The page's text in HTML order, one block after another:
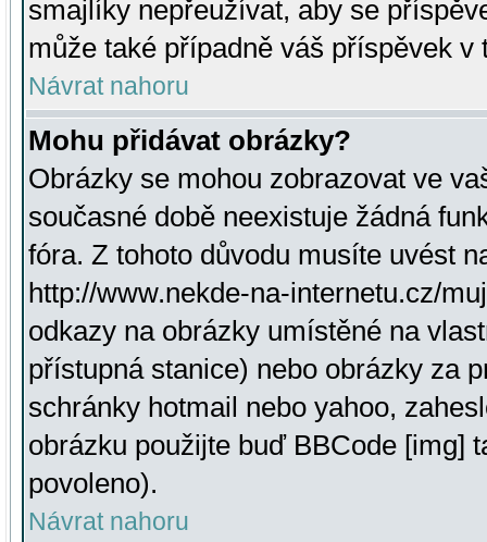
smajlíky nepřeužívat, aby se
může také případně váš příspěvek v
Návrat nahoru
Mohu přidávat obrázky?
Obrázky se mohou zobrazovat ve
současné době neexistuje žádná
fóra. Z tohoto důvodu musíte uvést
http://www.nekde-na-internetu.cz/
odkazy na obrázky umístěné na
přístupná stanice) nebo obrázky za
schránky hotmail nebo yahoo,
obrázku použijte buď BBCode [img]
povoleno).
Návrat nahoru